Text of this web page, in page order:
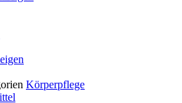
Körperpflege